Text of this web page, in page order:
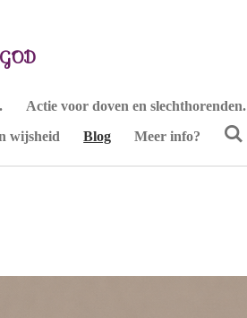
Actie voor doven en slechthorenden.
wijsheid Blog Meer info?